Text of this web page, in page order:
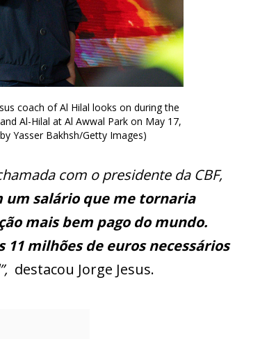
coach of Al Hilal looks on during the
Al-Hilal at Al Awwal Park on May 17,
Yasser Bakhsh/Getty Images)
com o presidente da CBF,
um salário que me tornaria
mais bem pago do mundo.
milhões de euros necessários
”, destacou Jorge Jesus.